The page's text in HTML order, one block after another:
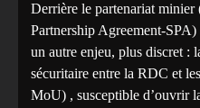
Derrière le partenariat
Partnership Agreement-SPA)
un autre enjeu, plus discret :
sécuritaire entre la RDC et
MoU) , susceptible d’ouvrir